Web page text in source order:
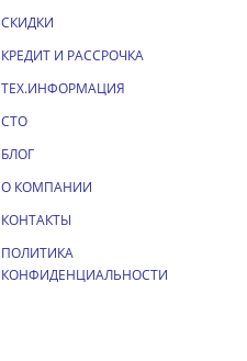
СКИДКИ
КРЕДИТ И РАССРОЧКА
ТЕХ.ИНФОРМАЦИЯ
СТО
БЛОГ
О КОМПАНИИ
КОНТАКТЫ
ПОЛИТИКА
КОНФИДЕНЦИАЛЬНОСТИ